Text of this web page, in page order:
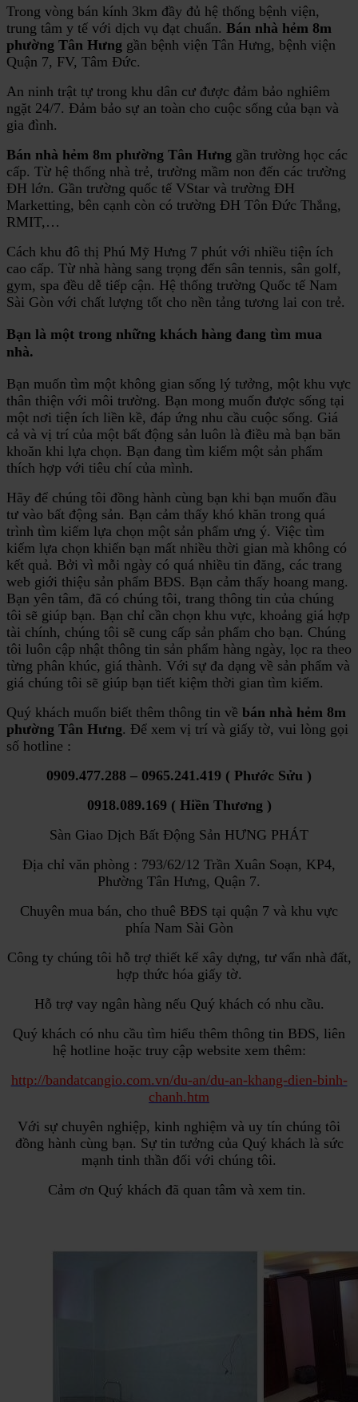
Trong vòng bán kính 3km đầy đủ hệ thống bệnh viện,
trung tâm y tế với dịch vụ đạt chuẩn. Bán nhà hẻm 8m
phường Tân Hưng gần bệnh viện Tân Hưng, bệnh viện
Quận 7, FV, Tâm Đức.
An ninh trật tự trong khu dân cư được đảm bảo nghiêm
ngặt 24/7. Đảm bảo sự an toàn cho cuộc sống của bạn và
gia đình.
Bán nhà hẻm 8m phường Tân Hưng gần trường học các
cấp. Từ hệ thống nhà trẻ, trường mầm non đến các trường
ĐH lớn. Gần trường quốc tế VStar và trường ĐH
Marketting, bên cạnh còn có trường ĐH Tôn Đức Thắng,
RMIT,…
Cách khu đô thị Phú Mỹ Hưng 7 phút với nhiều tiện ích
cao cấp. Từ nhà hàng sang trọng đến sân tennis, sân golf,
gym, spa đều dễ tiếp cận. Hệ thống trường Quốc tế Nam
Sài Gòn với chất lượng tốt cho nền tảng tương lai con trẻ.
Bạn là một trong những khách hàng đang tìm mua
nhà.
Bạn muốn tìm một không gian sống lý tưởng, một khu vực
thân thiện với môi trường. Bạn mong muốn được sống tại
một nơi tiện ích liền kề, đáp ứng nhu cầu cuộc sống. Giá
cả và vị trí của một bất động sản luôn là điều mà bạn băn
khoăn khi lựa chọn. Bạn đang tìm kiếm một sản phẩm
thích hợp với tiêu chí của mình.
Hãy để chúng tôi đồng hành cùng bạn khi bạn muốn đầu
tư vào bất động sản. Bạn cảm thấy khó khăn trong quá
trình tìm kiếm lựa chọn một sản phẩm ưng ý. Việc tìm
kiếm lựa chọn khiến bạn mất nhiều thời gian mà không có
kết quả. Bởi vì mỗi ngày có quá nhiều tin đăng, các trang
web giới thiệu sản phẩm BĐS. Bạn cảm thấy hoang mang.
Bạn yên tâm, đã có chúng tôi, trang thông tin của chúng
tôi sẽ giúp bạn. Bạn chỉ cần chọn khu vực, khoảng giá hợp
tài chính, chúng tôi sẽ cung cấp sản phẩm cho bạn. Chúng
tôi luôn cập nhật thông tin sản phẩm hàng ngày, lọc ra theo
từng phân khúc, giá thành. Với sự đa dạng về sản phẩm và
giá chúng tôi sẽ giúp bạn tiết kiệm thời gian tìm kiếm.
Quý khách muốn biết thêm thông tin về bán nhà hẻm 8m
phường Tân Hưng. Để xem vị trí và giấy tờ, vui lòng gọi
số hotline :
0909.477.288 – 0965.241.419 ( Phước Sửu )
0918.089.169 ( Hiền Thương )
Sàn Giao Dịch Bất Động Sản HƯNG PHÁT
Địa chỉ văn phòng : 793/62/12 Trần Xuân Soạn, KP4,
Phường Tân Hưng, Quận 7.
Chuyên mua bán, cho thuê BĐS tại quận 7 và khu vực
phía Nam Sài Gòn
Công ty chúng tôi hỗ trợ thiết kế xây dựng, tư vấn nhà đất,
hợp thức hóa giấy tờ.
Hỗ trợ vay ngân hàng nếu Quý khách có nhu cầu.
Quý khách có nhu cầu tìm hiểu thêm thông tin BĐS, liên
hệ hotline hoặc truy cập website xem thêm:
http://bandatcangio.com.vn/du-an/du-an-khang-dien-binh-
chanh.htm
Với sự chuyên nghiệp, kinh nghiệm và uy tín chúng tôi
đồng hành cùng bạn. Sự tin tưởng của Quý khách là sức
mạnh tinh thần đối với chúng tôi.
Cảm ơn Quý khách đã quan tâm và xem tin.